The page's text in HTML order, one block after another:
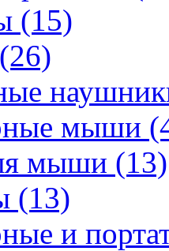
(15)
(26)
мыши
мыши (13)
(13)
и